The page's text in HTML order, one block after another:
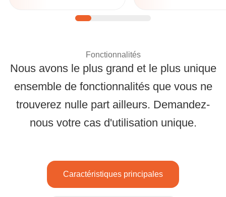
SMS, WhatsApp et
avancés comme un
gestionnaire de
questions et des
personnalisés.
Solutions
Fonctionnalités
Nous avons le plus grand et le plus unique
ensemble de fonctionnalités que vous ne
trouverez nulle part ailleurs. Demandez-
nous votre cas d'utilisation unique.
Caractéristiques principales